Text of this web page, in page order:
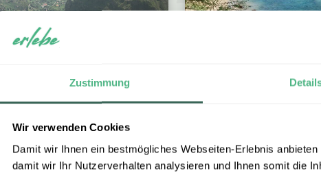
Zustimmung
Wir verwenden Cookies
Damit wir Ihnen ein bestmögliches Webseiten-Erlebnis
damit wir Ihr Nutzerverhalten analysieren und Ihnen somit die
in 3 Wochen
Antao, Santiago, Fogo &
2 Personen
Kapverden
Berge, Strand
12 Tage / 11
ab € 1.655 p.P.